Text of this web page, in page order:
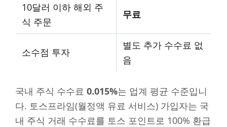
10달러 이하 해외 주
식 주문
무료
소수점 투자
별도 추가 수수료 없
음
국내 주식 수수료 0.015%는 업계 평균 수준입니
다. 토스프라임(월정액 유료 서비스) 가입자는 국
내 주식 거래 수수료를 토스 포인트로 100% 환급